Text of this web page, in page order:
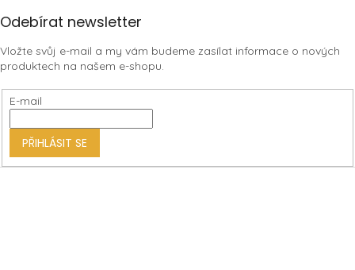
Z
p
a
t
Odebírat newsletter
Vložte svůj e-mail a my vám budeme zasílat informace o nových
produktech na našem e-shopu.
E-mail
PŘIHLÁSIT SE